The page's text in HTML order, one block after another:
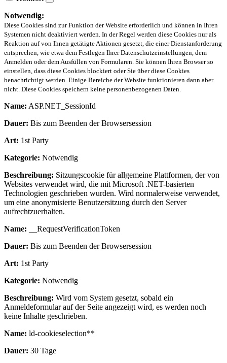
Notwendig:
Diese Cookies sind zur Funktion der Website erforderlich und können in Ihren
Systemen nicht deaktiviert werden. In der Regel werden diese Cookies nur als
Reaktion auf von Ihnen getätigte Aktionen gesetzt, die einer Dienstanforderung
entsprechen, wie etwa dem Festlegen Ihrer Datenschutzeinstellungen, dem
Anmelden oder dem Ausfüllen von Formularen. Sie können Ihren Browser so
einstellen, dass diese Cookies blockiert oder Sie über diese Cookies
benachrichtigt werden. Einige Bereiche der Website funktionieren dann aber
nicht. Diese Cookies speichern keine personenbezogenen Daten.
Name: ASP.NET_SessionId
Dauer: Bis zum Beenden der Browsersession
Art: 1st Party
Kategorie: Notwendig
Beschreibung: Sitzungscookie für allgemeine Plattformen, der von
Websites verwendet wird, die mit Microsoft .NET-basierten
Technologien geschrieben wurden. Wird normalerweise verwendet,
um eine anonymisierte Benutzersitzung durch den Server
aufrechtzuerhalten.
Name: __RequestVerificationToken
Dauer: Bis zum Beenden der Browsersession
Art: 1st Party
Kategorie: Notwendig
Beschreibung: Wird vom System gesetzt, sobald ein
Anmeldeformular auf der Seite angezeigt wird, es werden noch
keine Inhalte geschrieben.
Name: ld-cookieselection**
Dauer: 30 Tage